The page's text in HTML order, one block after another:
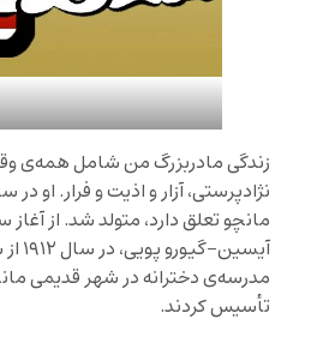
زندگی مادربزرگ من شامل همه‌ی
مانچو تعلق دارد، متولد شد. از
مدرسه‌ی دخترانه در شهر قدیمی
تأسیس کردند.